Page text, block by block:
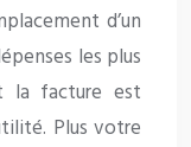
d’un
les plus
la facture est
Plus votre